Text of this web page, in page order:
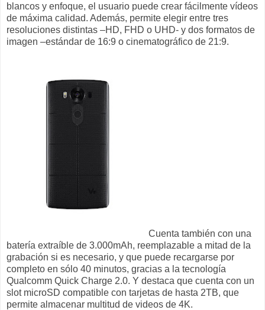
blancos y enfoque, el usuario puede crear fácilmente vídeos
de máxima calidad. Además, permite elegir entre tres
resoluciones distintas –HD, FHD o UHD- y dos formatos de
imagen –estándar de 16:9 o cinematográfico de 21:9.
Cuenta también con una
batería extraíble de 3.000mAh, reemplazable a mitad de la
grabación si es necesario, y que puede recargarse por
completo en sólo 40 minutos, gracias a la tecnología
Qualcomm Quick Charge 2.0. Y destaca que cuenta con un
slot microSD compatible con tarjetas de hasta 2TB, que
permite almacenar multitud de videos de 4K.